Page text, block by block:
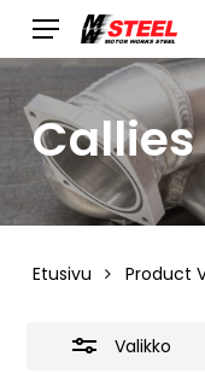
Skip
to
main
content
Menu
Cart
Callies
Etusivu Product
Valikko